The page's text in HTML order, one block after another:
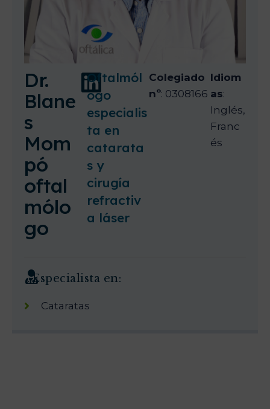
Dr.
Blane
s
Mom
pó
oftal
mólo
go
Oftalmól
ogo
especialis
ta en
catarata
s y
cirugía
refractiv
a láser
Colegiado
nº: 0308166
Idiom
as:
Inglés,
Franc
és
Especialista en:
Cataratas